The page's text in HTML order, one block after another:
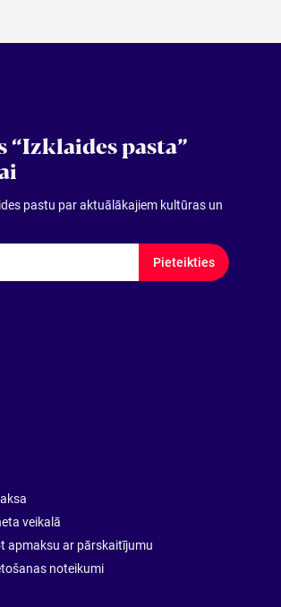
pasta”
pastu par aktuālākajiem kultūras un
Pieteikties
veikalā
apmaksu ar pārskaitījumu
noteikumi